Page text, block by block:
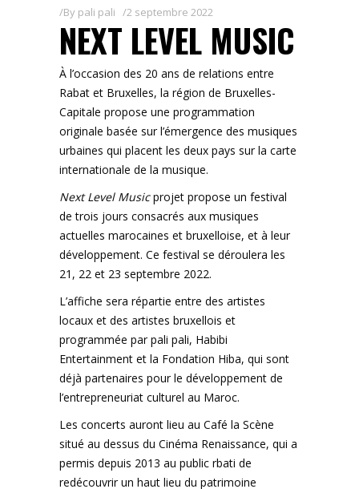
By pali pali 2 septembre 2022
NEXT LEVEL MUSIC
À l’occasion des 20 ans de relations entre
Rabat et Bruxelles, la région de Bruxelles-
Capitale propose une programmation
originale basée sur l’émergence des musiques
urbaines qui placent les deux pays sur la carte
internationale de la musique.
Next Level Musicprojet propose un festival
de trois jours consacrés aux musiques
actuelles marocaines et bruxelloise, et à leur
développement. Ce festival se déroulera les
21, 22 et 23 septembre 2022.
L’affiche sera répartie entre des artistes
locaux et des artistes bruxellois et
programmée par pali pali, Habibi
Entertainment et la Fondation Hiba, qui sont
déjà partenaires pour le développement de
l’entrepreneuriat culturel au Maroc.
Les concerts auront lieu au Café la Scène
situé au dessus du Cinéma Renaissance, qui a
permis depuis 2013 au public rbati de
redécouvrir un haut lieu du patrimoine